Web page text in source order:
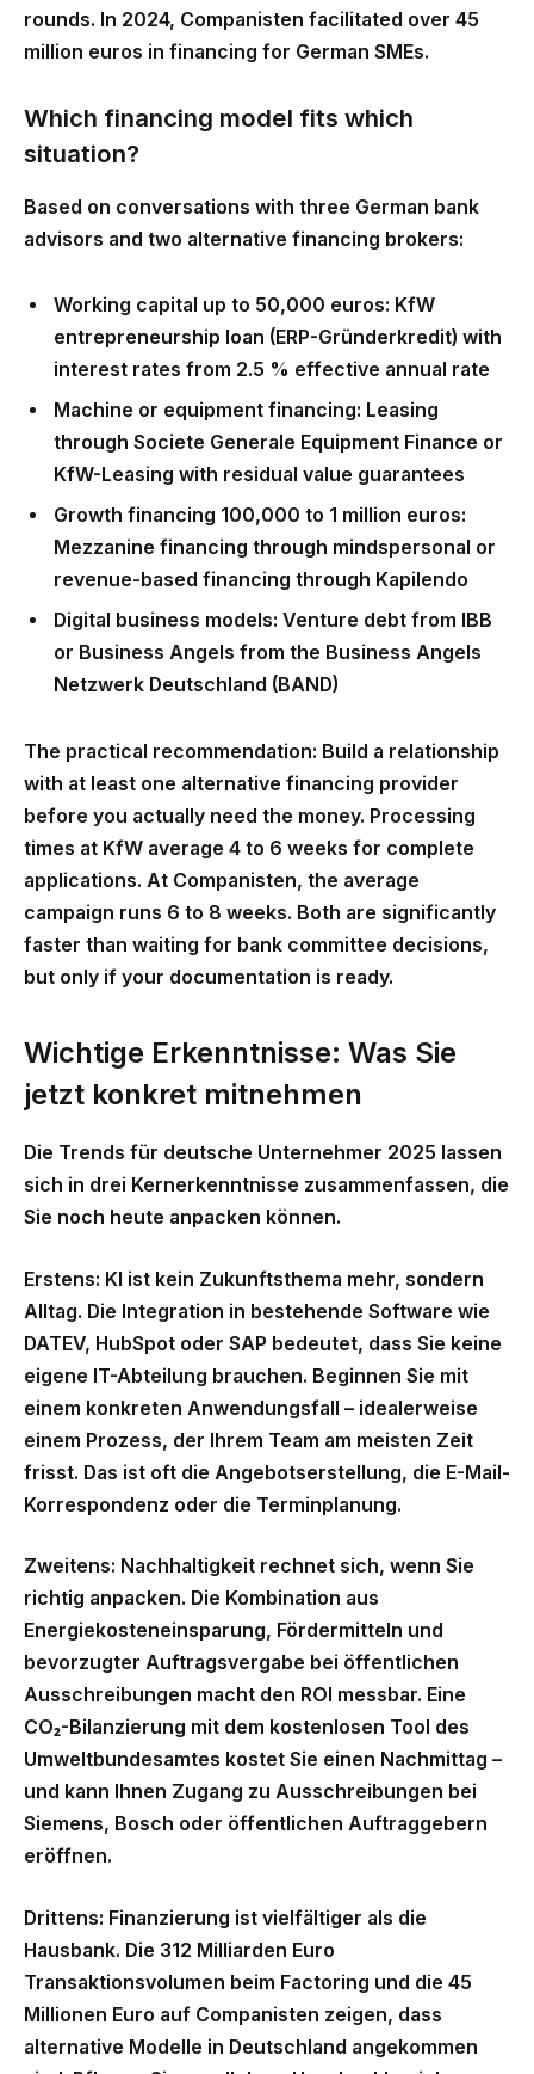
rounds. In 2024, Companisten facilitated over 45
million euros in financing for German SMEs.
Which financing model fits which
situation?
Based on conversations with three German bank
advisors and two alternative financing brokers:
Working capital up to 50,000 euros: KfW
entrepreneurship loan (ERP-Gründerkredit) with
interest rates from 2.5 % effective annual rate
Machine or equipment financing: Leasing
through Societe Generale Equipment Finance or
KfW-Leasing with residual value guarantees
Growth financing 100,000 to 1 million euros:
Mezzanine financing through mindspersonal or
revenue-based financing through Kapilendo
Digital business models: Venture debt from IBB
or Business Angels from the Business Angels
Netzwerk Deutschland (BAND)
The practical recommendation: Build a relationship
with at least one alternative financing provider
before you actually need the money. Processing
times at KfW average 4 to 6 weeks for complete
applications. At Companisten, the average
campaign runs 6 to 8 weeks. Both are significantly
faster than waiting for bank committee decisions,
but only if your documentation is ready.
Wichtige Erkenntnisse: Was Sie
jetzt konkret mitnehmen
Die Trends für deutsche Unternehmer 2025 lassen
sich in drei Kernerkenntnisse zusammenfassen, die
Sie noch heute anpacken können.
Erstens: KI ist kein Zukunftsthema mehr, sondern
Alltag. Die Integration in bestehende Software wie
DATEV, HubSpot oder SAP bedeutet, dass Sie keine
eigene IT-Abteilung brauchen. Beginnen Sie mit
einem konkreten Anwendungsfall – idealerweise
einem Prozess, der Ihrem Team am meisten Zeit
frisst. Das ist oft die Angebotserstellung, die E-Mail-
Korrespondenz oder die Terminplanung.
Zweitens: Nachhaltigkeit rechnet sich, wenn Sie
richtig anpacken. Die Kombination aus
Energiekosteneinsparung, Fördermitteln und
bevorzugter Auftragsvergabe bei öffentlichen
Ausschreibungen macht den ROI messbar. Eine
CO₂-Bilanzierung mit dem kostenlosen Tool des
Umweltbundesamtes kostet Sie einen Nachmittag –
und kann Ihnen Zugang zu Ausschreibungen bei
Siemens, Bosch oder öffentlichen Auftraggebern
eröffnen.
Drittens: Finanzierung ist vielfältiger als die
Hausbank. Die 312 Milliarden Euro
Transaktionsvolumen beim Factoring und die 45
Millionen Euro auf Companisten zeigen, dass
alternative Modelle in Deutschland angekommen